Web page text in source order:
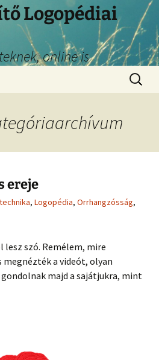
Logopédiai
online is
ereje
, Logopédia, Orrhangzósság,
lesz szó. Remélem, mire
megnézték a videót, olyan
majd a sajátjukra, mint